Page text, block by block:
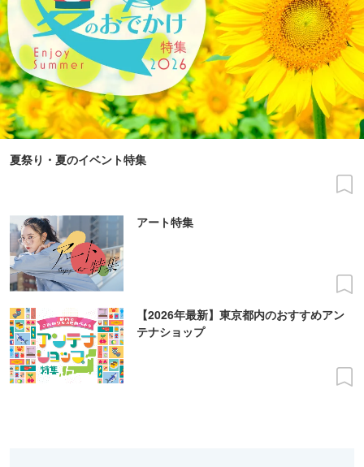
夏祭り・夏のイベント特集
アート特集
【2026年最新】東京都内のおすすめアン
テナショップ